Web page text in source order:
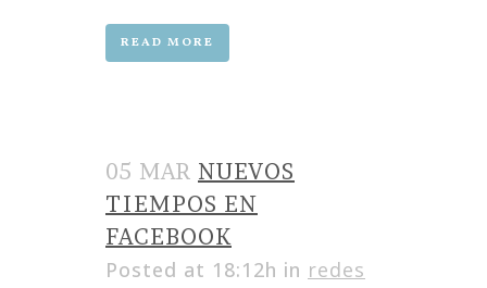
READ MORE
05 MAR NUEVOS
TIEMPOS EN
FACEBOOK
Posted at 18:12h in redes